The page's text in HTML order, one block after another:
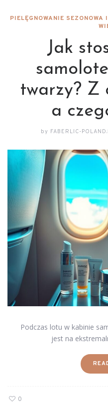
PIELĘGNOWANIE
Jak
twarzy? Z
a
by FABERLIC-
Podczas lotu w kabinie
jest na
0